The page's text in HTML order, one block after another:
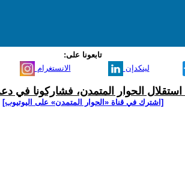
تابعونا على:
الانستغرام لينكدإن
استقلال الحوار المتمدن، فشاركونا في
[اشترك في قناة ‫«الحوار المتمدن» على اليوتيوب]